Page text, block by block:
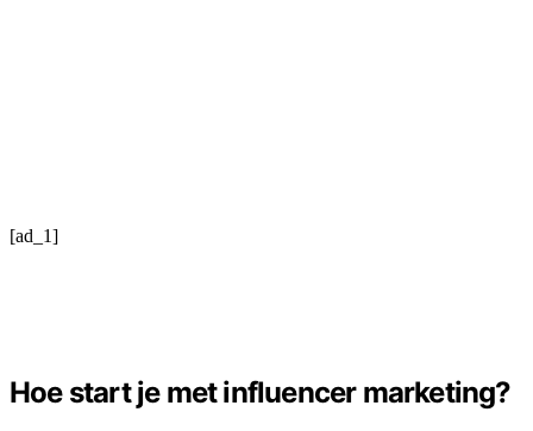
[ad_1]
Hoe start je met influencer marketing?